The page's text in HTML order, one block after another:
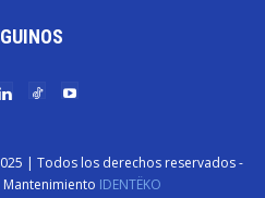
| Todos los derechos reservados -
IDENTËKO